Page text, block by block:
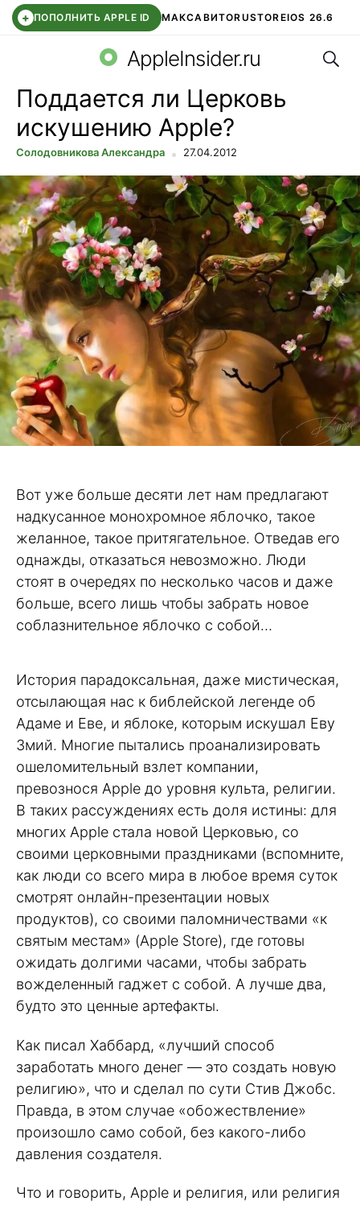
+ ПОПОЛНИТЬ APPLE ID МАКСАВИТОRUSTOREIOS 26.6
СБЕР КИДС ВТБ ОНЛАЙН ЧАТ В ROBLOX
AppleInsider.ru
Поддается ли Церковь
искушению Apple?
Солодовникова Александра 27.04.2012
Вот уже больше десяти лет нам предлагают
надкусанное монохромное яблочко, такое
желанное, такое притягательное. Отведав его
однажды, отказаться невозможно. Люди
стоят в очередях по несколько часов и даже
больше, всего лишь чтобы забрать новое
соблазнительное яблочко с собой…
История парадоксальная, даже мистическая,
отсылающая нас к библейской легенде об
Адаме и Еве, и яблоке, которым искушал Еву
Змий. Многие пытались проанализировать
ошеломительный взлет компании,
превознося Apple до уровня культа, религии.
В таких рассуждениях есть доля истины: для
многих Apple стала новой Церковью, со
своими церковными праздниками (вспомните,
как люди со всего мира в любое время суток
смотрят онлайн-презентации новых
продуктов), со своими паломничествами «к
святым местам» (Apple Store), где готовы
ожидать долгими часами, чтобы забрать
вожделенный гаджет с собой. А лучше два,
будто это ценные артефакты.
Как писал Хаббард, «лучший способ
заработать много денег — это создать новую
религию», что и сделал по сути Стив Джобс.
Правда, в этом случае «обожествление»
произошло само собой, без какого-либо
давления создателя.
Что и говорить, Apple и религия, или религия